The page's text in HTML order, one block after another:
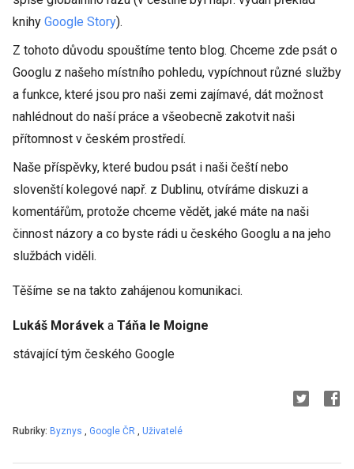
knihy Google Story).
Z tohoto důvodu spouštíme tento blog. Chceme zde psát o
Googlu z našeho místního pohledu, vypíchnout různé služby
a funkce, které jsou pro naši zemi zajímavé, dát možnost
nahlédnout do naší práce a všeobecně zakotvit naši
přítomnost v českém prostředí.
Naše příspěvky, které budou psát i naši čeští nebo
slovenští kolegové např. z Dublinu, otvíráme diskuzi a
komentářům, protože chceme vědět, jaké máte na naši
činnost názory a co byste rádi u českého Googlu a na jeho
službách viděli.
Těšíme se na takto zahájenou komunikaci.
Lukáš Morávek a Táňa le Moigne
stávající tým českého Google
Rubriky: Byznys , Google ČR , Uživatelé